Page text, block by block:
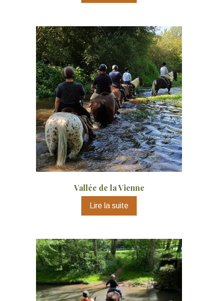
Vallée de la Vienne
Lire la suite